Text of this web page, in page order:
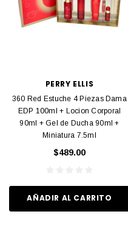
PERRY ELLIS
360 Red Estuche 4 Piezas Dama
EDP 100ml + Locion Corporal
90ml + Gel de Ducha 90ml +
Miniatura 7.5ml
$489.00
AÑADIR AL CARRITO